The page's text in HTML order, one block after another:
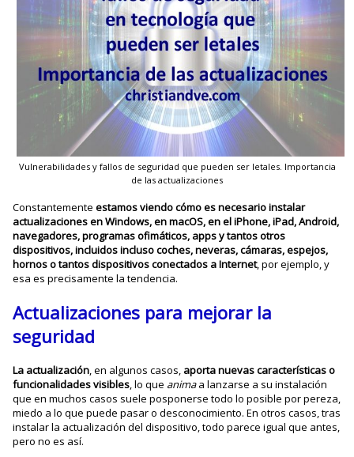
Vulnerabilidades y fallos de seguridad que pueden ser letales. Importancia
de las actualizaciones
Constantementeestamos viendo cómo es necesario instalar
actualizaciones en Windows, en macOS, en el iPhone, iPad, Android,
navegadores, programas ofimáticos, apps y tantos otros
dispositivos, incluidos incluso coches, neveras, cámaras, espejos,
hornos o tantos dispositivos conectados a Internet, por ejemplo, y
esa es precisamente la tendencia.
Actualizaciones para mejorar la
seguridad
La actualización, en algunos casos, aporta nuevas características o
funcionalidades visibles, lo que animaa lanzarse a su instalación
que en muchos casos suele posponerse todo lo posible por pereza,
miedo a lo que puede pasar o desconocimiento. En otros casos, tras
instalar la actualización del dispositivo, todo parece igual que antes,
pero no es así.